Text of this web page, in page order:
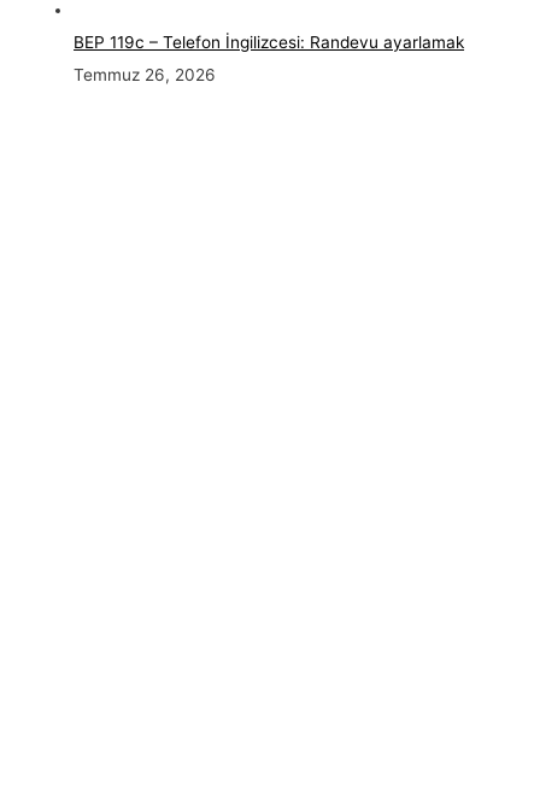
BEP 119c – Telefon İngilizcesi: Randevu ayarlamak
Temmuz 26, 2026